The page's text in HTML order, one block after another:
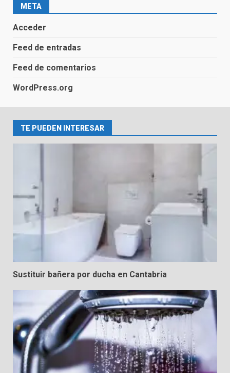
1
Guía Completa para Cambiar una
Reformas de Ducha
Selección de Materiales y
Equipamiento para el Baño
5
Cambia tu Bañera por un Plato
de Ducha: Modernización y
Eficiencia
META
Acceder
Feed de entradas
Feed de comentarios
WordPress.org
TE PUEDEN INTERESAR
Sustituir bañera por ducha en Cantabria